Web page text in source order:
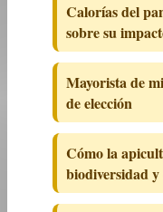
Calorías del
sobre su
Mayorista de
de elección
Cómo la
biodiversidad